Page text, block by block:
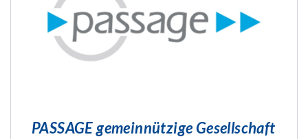
PASSAGE gemeinnützige Gesellschaft